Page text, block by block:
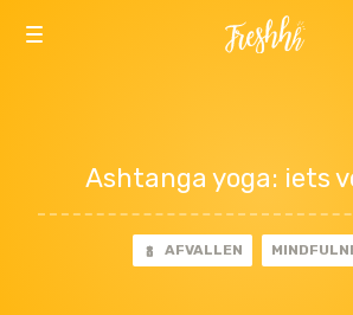
Ashtanga yoga: iets
AFVALLEN